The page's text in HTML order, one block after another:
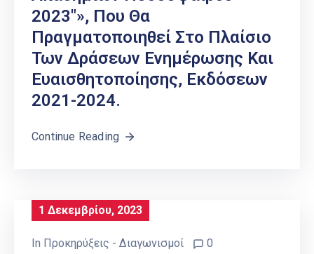
2023″», Που Θα
Πραγματοποιηθεί Στο Πλαίσιο
Των Δράσεων Ενημέρωσης Και
Ευαισθητοποίησης, Εκδόσεων
2021-2024.
Continue Reading
1 Δεκεμβρίου, 2023
In Προκηρύξεις - Διαγωνισμοί 0